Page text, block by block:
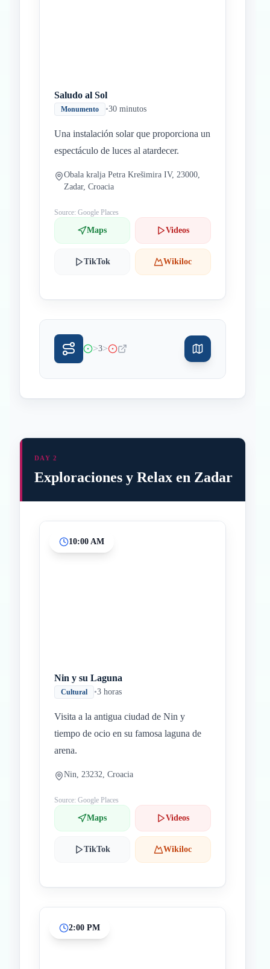
Saludo al Sol
Monumento •30 minutos
Una instalación solar que proporciona un
espectáculo de luces al atardecer.
Obala kralja Petra Krešimira IV, 23000,
Zadar, Croacia
Source: Google Places
Maps Videos
TikTok Wikiloc
>3>
DAY 2
Exploraciones y Relax en Zadar
10:00 AM
Nin y su Laguna
Cultural •3 horas
Visita a la antigua ciudad de Nin y
tiempo de ocio en su famosa laguna de
arena.
Nin, 23232, Croacia
Source: Google Places
Maps Videos
TikTok Wikiloc
2:00 PM